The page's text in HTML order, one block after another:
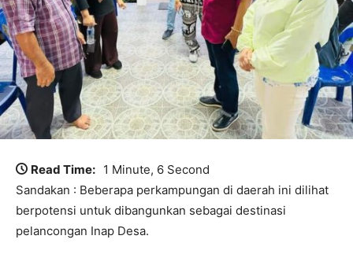
Read Time: 1 Minute, 6 Second
Sandakan : Beberapa perkampungan di daerah ini dilihat
berpotensi untuk dibangunkan sebagai destinasi
pelancongan Inap Desa.